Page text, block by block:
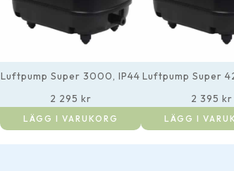
Luftpump Super 3000, IP44
2 295 kr
LÄGG I VARUKORG
Luftpump Super
2 395 kr
LÄGG I